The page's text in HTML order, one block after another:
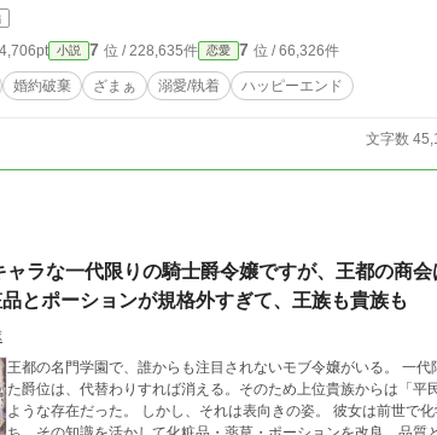
、社交界でも最も注目を集める人。セシリアには当然、話をした
する素振りを見せて……。
小説 7 位 / 228,635件 恋愛 7 位 / 66,326件
婚約破棄 ざまぁ 溺愛/執着 ハッピーエンド
文字数
ャラな一代限りの騎士爵令嬢ですが、王都の商
とポーションが規格外すぎて、王族も貴族も
王都の名門学園で、誰からも注目されないモブ令嬢がいる。 一代限りの騎士爵家――武功への褒賞として与えられ
た爵位は、代替わりすれば消える。そのため上位貴族からは「
ような存在だった。 しかし、それは表向きの姿。 彼女は前世で化学メーカーの商品開発部に勤めていた記憶を持